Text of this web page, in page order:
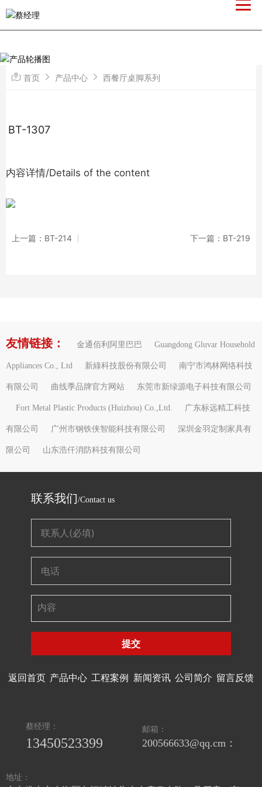
首页 产品中心 西餐厅桌脚系列
BT-1307
内容详情/Details of the content
上一篇：BT-214 下一篇：BT-219
友情链接： 金通佰利阿里巴巴 Guangdong Gluvar Household
Appliances Co., Ltd 新綠科技股份有限公司 南宁市鸿林网络科技
有限公司 曲线季品牌官方网站 东莞市新绿源电子科技有限公司
Fort Metal Plastic Products (Huizhou) Co.,Ltd. 广东标远精工科技
有限公司 广州市钢铁侠智能科技有限公司 深圳金羽定制家具有
限公司 山东浩仟消防科技有限公司
联系我们/Contact us
提交
返回首页 产品中心 工程案例 新闻资讯 公司简介 留言反馈
蔡经理：
13450523399
邮箱：
200566633@qq.cm：
地址：